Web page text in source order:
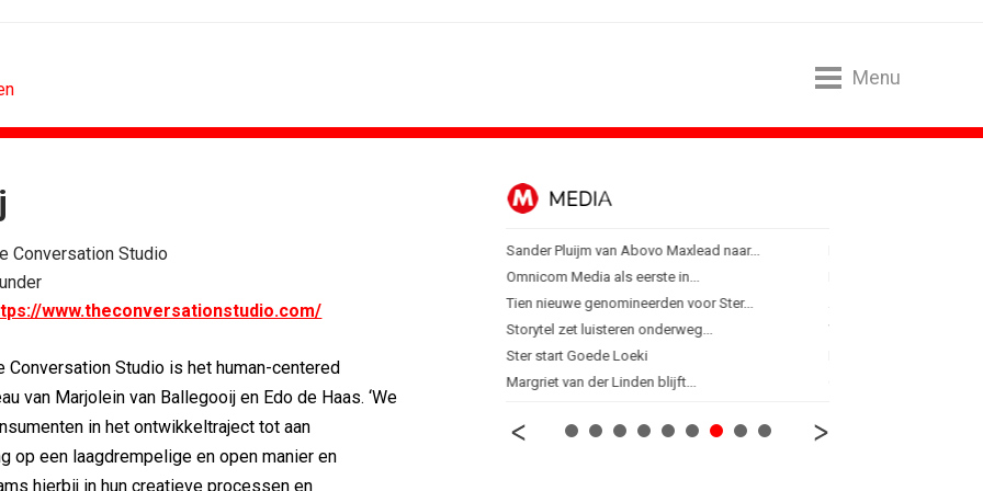
Menu
Conversation Studio
www.theconversationstudio.com/
Conversation Studio is het human-centered
van Marjolein van Ballegooij en Edo de Haas. ‘We
in het ontwikkeltraject tot aan
op een laagdrempelige en open manier en
hierbij in hun creatieve processen en
Groene Roos
krijgt...
in hart...
uit iconen
Maggi lanceert Heat & Eat met...
MEDIA
Sander Pluijm van Abovo Maxlead naar...
Omnicom Media als eerste in...
Tien nieuwe genomineerden voor Ster...
Storytel zet luisteren onderweg...
Ster start Goede Loeki
Margriet van der Linden blijft...
Allianz Direct ‘kaapt’...
VanMoof zet